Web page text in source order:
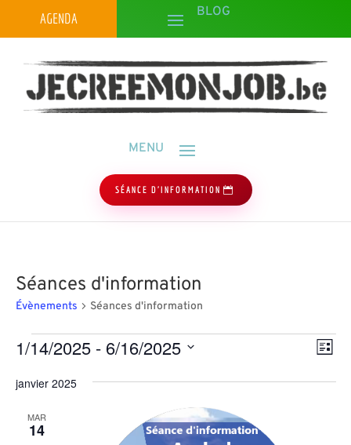
AGENDA
SÉANCE D'INFORMATION
Séances d'information
Évènements Séances d'information
Évènements
de
vues
Liste
1/14/2025 - 6/16/2025
une
janvier 2025
MAR
14